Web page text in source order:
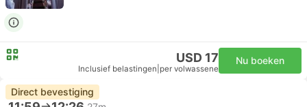
USD 17
Inclusief belastingen per volwassene
Nu boeken
Direct bevestiging